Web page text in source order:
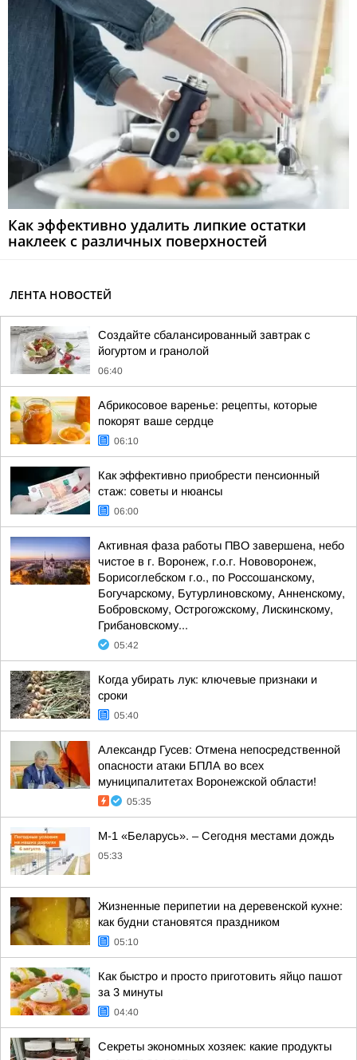
Как эффективно удалить липкие остатки
наклеек с различных поверхностей
ЛЕНТА НОВОСТЕЙ
Создайте сбалансированный завтрак с
йогуртом и гранолой
06:40
Абрикосовое варенье: рецепты, которые
покорят ваше сердце
06:10
Как эффективно приобрести пенсионный
стаж: советы и нюансы
06:00
Активная фаза работы ПВО завершена, небо
чистое в г. Воронеж, г.о.г. Нововоронеж,
Борисоглебском г.о., по Россошанскому,
Богучарскому, Бутурлиновскому, Анненскому,
Бобровскому, Острогожскому, Лискинскому,
Грибановскому...
05:42
Когда убирать лук: ключевые признаки и
сроки
05:40
Александр Гусев: Отмена непосредственной
опасности атаки БПЛА во всех
муниципалитетах Воронежской области!
05:35
М-1 «Беларусь». – Сегодня местами дождь
05:33
Жизненные перипетии на деревенской кухне:
как будни становятся праздником
05:10
Как быстро и просто приготовить яйцо пашот
за 3 минуты
04:40
Секреты экономных хозяек: какие продукты